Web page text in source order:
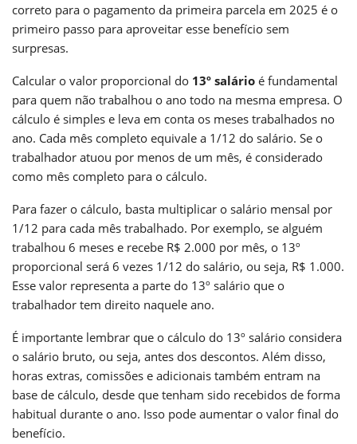
correto para o pagamento da primeira parcela em 2025 é o
primeiro passo para aproveitar esse benefício sem
surpresas.
Calcular o valor proporcional do 13º salário é fundamental
para quem não trabalhou o ano todo na mesma empresa. O
cálculo é simples e leva em conta os meses trabalhados no
ano. Cada mês completo equivale a 1/12 do salário. Se o
trabalhador atuou por menos de um mês, é considerado
como mês completo para o cálculo.
Para fazer o cálculo, basta multiplicar o salário mensal por
1/12 para cada mês trabalhado. Por exemplo, se alguém
trabalhou 6 meses e recebe R$ 2.000 por mês, o 13º
proporcional será 6 vezes 1/12 do salário, ou seja, R$ 1.000.
Esse valor representa a parte do 13º salário que o
trabalhador tem direito naquele ano.
É importante lembrar que o cálculo do 13º salário considera
o salário bruto, ou seja, antes dos descontos. Além disso,
horas extras, comissões e adicionais também entram na
base de cálculo, desde que tenham sido recebidos de forma
habitual durante o ano. Isso pode aumentar o valor final do
benefício.